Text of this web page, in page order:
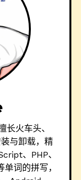
长火车头、
与卸载，精
、PHP、
词的拼写，